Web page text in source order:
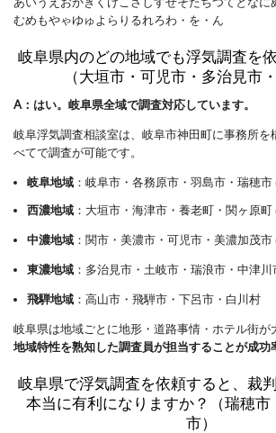
むめもやゃゆゅよらりるれろわ・を・ん
岐阜県内のどの地域でも浮気調査を
（大垣市・可児市・多治見市
A：はい。岐阜県全域で調査対応しています。
岐阜浮気調査相談室は、岐阜市神田町に事務所を
べてで調査が可能です。
岐阜地域 ：岐阜市・各務原市・羽島市・瑞穂市
西濃地域 ：大垣市・海津市・養老町・関ヶ原町
中濃地域 ：関市・美濃市・可児市・美濃加茂市
東濃地域 ：多治見市・土岐市・瑞浪市・中津川
飛騨地域 ：高山市・飛騨市・下呂市・白川村
岐阜県は地域ごとに地形・道路事情・ホテル街が
地域特性を熟知した調査員が担当することが成功
岐阜県で浮気調査を依頼すると、裁
本当に有利になりますか？（瑞穂市
市）